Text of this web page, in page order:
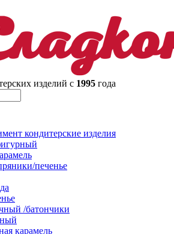
изделий с 1995 года
кондитерские изделия
печенье
/батончики
карамель